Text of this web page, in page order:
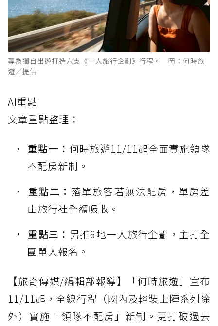
專為獨自出遊打造六支《一人旅行企劃》行程。 圖：何時旅
遊／提供
AI重點
文章重點整理：
重點一： 何時旅遊11/11起全面實施領隊
不配房新制。
重點二： 落單旅客若無法配房，單房差
由旅行社全額吸收。
重點三： 另推6地一人旅行企劃，主打全
團單人報名。
【旅奇傳媒/編輯部報導】「何時旅遊」宣布
11/11起，全線行程（國內及輕裝上陣系列除
外）實施「領隊不配房」新制。更打破過去